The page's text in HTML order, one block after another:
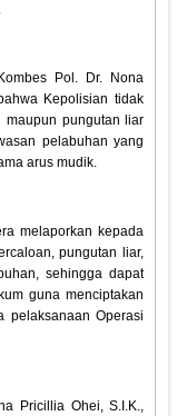
Pol. Dr. Nona
Kepolisian tidak
maupun pungutan liar
pelabuhan yang
arus mudik.
melaporkan kepada
pungutan liar,
sehingga dapat
guna menciptakan
pelaksanaan Operasi
Pricillia Ohei, S.I.K.,